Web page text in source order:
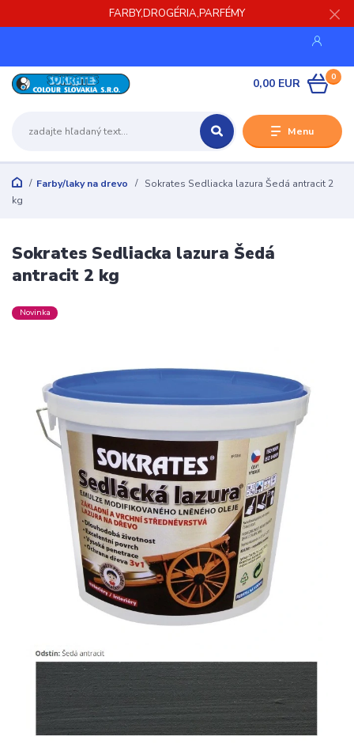
FARBY,DROGÉRIA,PARFÉMY
Menu
0
0,00 EUR
Farby/laky na drevo
Sokrates Sedliacka lazura Šedá antracit 2
kg
Sokrates Sedliacka lazura Šedá
antracit 2 kg
Novinka